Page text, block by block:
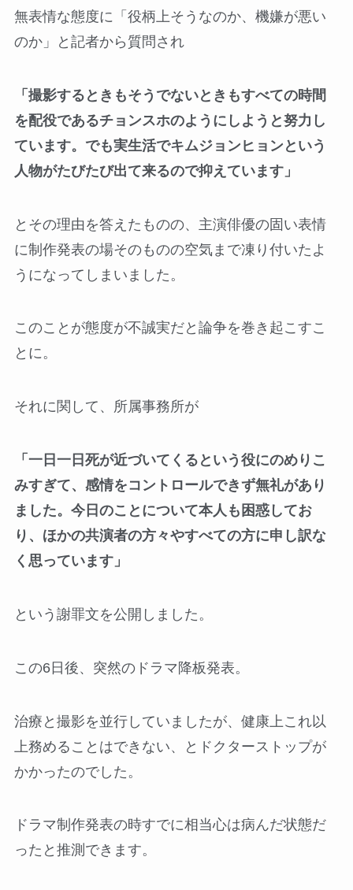
無表情な態度に「役柄上そうなのか、機嫌が悪い
のか」と記者から質問され
「撮影するときもそうでないときもすべての時間
を配役であるチョンスホのようにしようと努力し
ています。でも実生活でキムジョンヒョンという
人物がたびたび出て来るので抑えています」
とその理由を答えたものの、主演俳優の固い表情
に制作発表の場そのものの空気まで凍り付いたよ
うになってしまいました。
このことが態度が不誠実だと論争を巻き起こすこ
とに。
それに関して、所属事務所が
「一日一日死が近づいてくるという役にのめりこ
みすぎて、感情をコントロールできず無礼があり
ました。今日のことについて本人も困惑してお
り、ほかの共演者の方々やすべての方に申し訳な
く思っています」
という謝罪文を公開しました。
この6日後、突然のドラマ降板発表。
治療と撮影を並行していましたが、健康上これ以
上務めることはできない、とドクターストップが
かかったのでした。
ドラマ制作発表の時すでに相当心は病んだ状態だ
ったと推測できます。